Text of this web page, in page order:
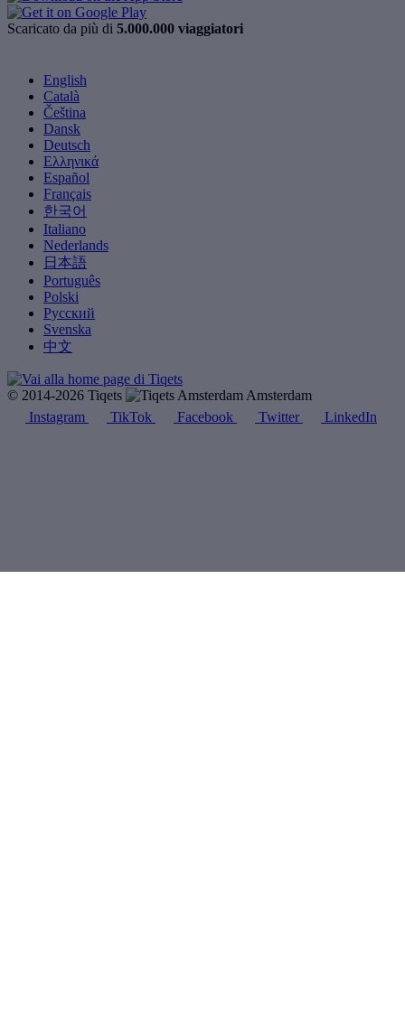
Scaricato da più di 5.000.000 viaggiatori
English
Català
Čeština
Dansk
Deutsch
Ελληνικά
Español
Français
한국어
Italiano
Nederlands
日本語
Português
Polski
Русский
Svenska
中文
© 2014-2026 Tiqets
Amsterdam
Instagram
TikTok Facebook Twitter LinkedIn